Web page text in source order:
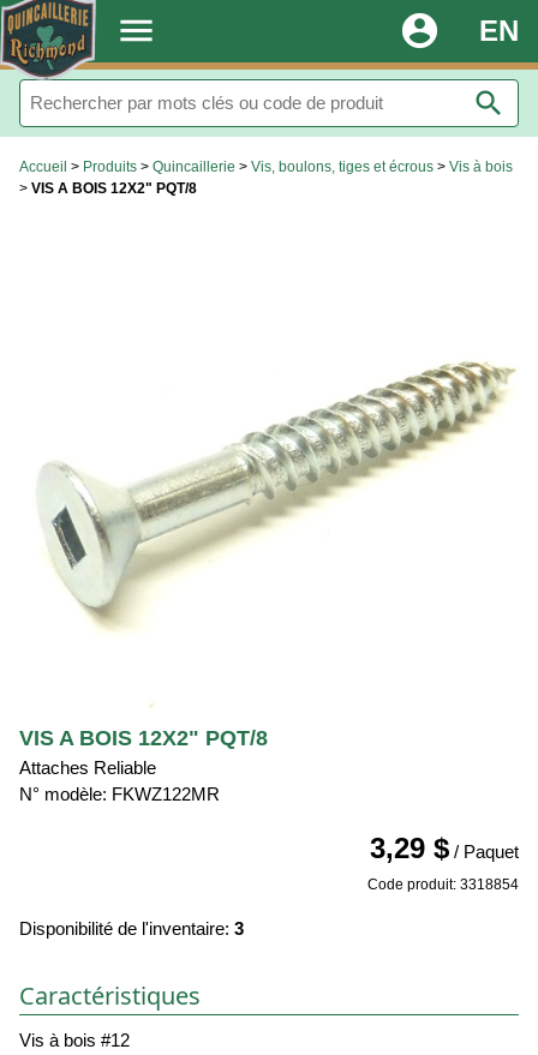
. menu EN
account_circle
search
Accueil > Produits > Quincaillerie > Vis, boulons, tiges et écrous > Vis à bois
> VIS A BOIS 12X2" PQT/8
VIS A BOIS 12X2" PQT/8
Attaches Reliable
N° modèle: FKWZ122MR
3,29 $ / Paquet
Code produit: 3318854
Disponibilité de l'inventaire: 3
Caractéristiques
Vis à bois #12